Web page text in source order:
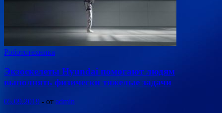
Робототехника
Экзоскелеты Hyundai помогают людям
выполнять физически тяжелые задачи
05.09.2019 - от admin